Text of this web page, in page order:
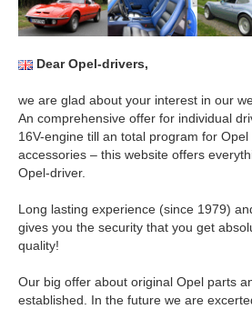
Dear Opel-drivers,
we are glad about your interest in our
An comprehensive offer for individual
16V-engine till an total program for
accessories – this website offers
Opel-driver.
Long lasting experience (since 1979)
gives you the security that you get
quality!
Our big offer about original Opel parts
established. In the future we are